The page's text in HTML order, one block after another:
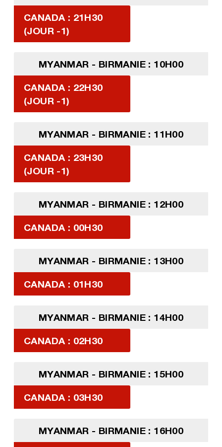
CANADA : 21H30
(JOUR -1)
MYANMAR - BIRMANIE : 10H00
CANADA : 22H30
(JOUR -1)
MYANMAR - BIRMANIE : 11H00
CANADA : 23H30
(JOUR -1)
MYANMAR - BIRMANIE : 12H00
CANADA : 00H30
MYANMAR - BIRMANIE : 13H00
CANADA : 01H30
MYANMAR - BIRMANIE : 14H00
CANADA : 02H30
MYANMAR - BIRMANIE : 15H00
CANADA : 03H30
MYANMAR - BIRMANIE : 16H00